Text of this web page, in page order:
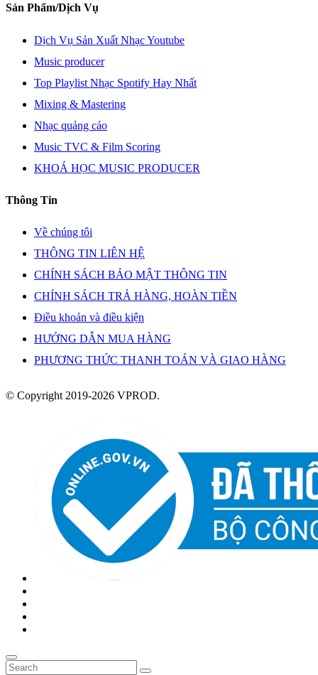
Sản Phẩm/Dịch Vụ
Dịch Vụ Sản Xuất Nhạc Youtube
Music producer
Top Playlist Nhạc Spotify Hay Nhất
Mixing & Mastering
Nhạc quảng cáo
Music TVC & Film Scoring
KHOÁ HỌC MUSIC PRODUCER
Thông Tin
Về chúng tôi
THÔNG TIN LIÊN HỆ
CHÍNH SÁCH BẢO MẬT THÔNG TIN
CHÍNH SÁCH TRẢ HÀNG, HOÀN TIỀN
Điều khoản và điều kiện
HƯỚNG DẪN MUA HÀNG
PHƯƠNG THỨC THANH TOÁN VÀ GIAO HÀNG
© Copyright 2019-2026 VPROD.